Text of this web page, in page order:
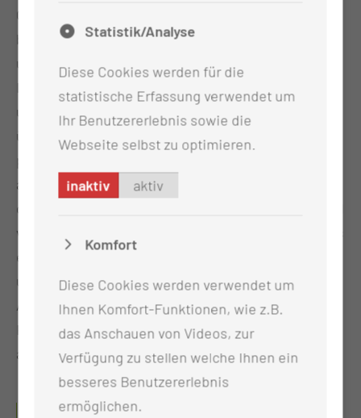
Gehirns und schweren generalisierten Lähmungen
behandelt. Zu letzteren gehören auch Patientinnen
und Patienten nach langem Aufenthalt auf
Intensivstation. Als professionelles Pflegeteam
unterstützen wir diese Arbeit. Wir sind informiert
über den Behandlungsplan und unterstützen mit
patientenorientierter, therapeutischer und
aktivierender Pflege. Hier auf der Station bedeutet
das, Waschtraining, Anziehtraining, Esstraining und
viele andere Therapiebereiche. Am Herzen liegt uns
ebenfalls unserer „beruflicher Nachwuchs“. Auf
unserer Station werden Auszubildende und
Auszubildendinnen zum Gesundheits- und
Krankenpflegehelferin und Krankenpflegehelfer
angeleitet und geschult
WELCHE QUALIFIKATIONEN HABEN UNSERE
Statistik/Analyse
Diese Cookies werden für die
statistische Erfassung verwendet um
Ihr Benutzererlebnis sowie die
Webseite selbst zu optimieren.
inaktiv aktiv
Komfort
Diese Cookies werden verwendet um
Ihnen Komfort-Funktionen, wie z.B.
das Anschauen von Videos, zur
Verfügung zu stellen welche Ihnen ein
besseres Benutzererlebnis
ermöglichen.